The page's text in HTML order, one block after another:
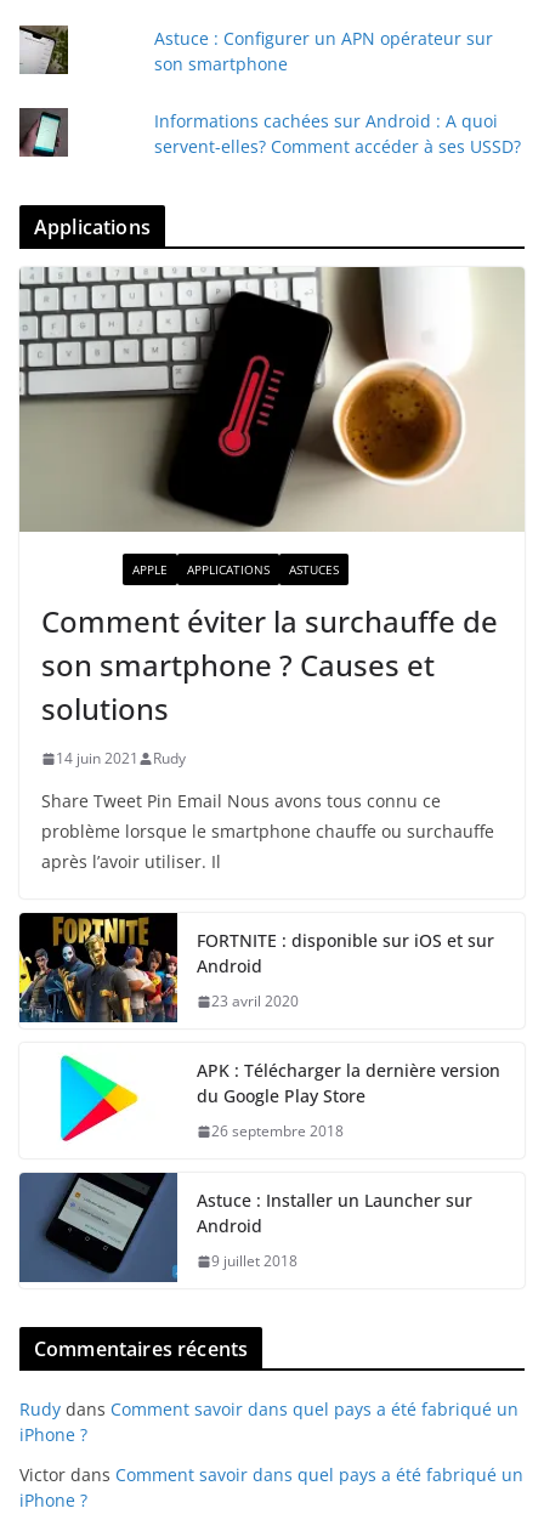
Astuce : Configurer un APN opérateur sur
son smartphone
Informations cachées sur Android : A quoi
servent-elles? Comment accéder à ses USSD?
Applications
APPLE APPLICATIONS ASTUCES
Comment éviter la surchauffe de
son smartphone ? Causes et
solutions
14 juin 2021 Rudy
Share Tweet Pin Email Nous avons tous connu ce
problème lorsque le smartphone chauffe ou surchauffe
après l’avoir utiliser. Il
FORTNITE : disponible sur iOS et sur
Android
23 avril 2020
APK : Télécharger la dernière version
du Google Play Store
26 septembre 2018
Astuce : Installer un Launcher sur
Android
9 juillet 2018
Commentaires récents
Rudy dans Comment savoir dans quel pays a été fabriqué un
iPhone ?
Victor dans Comment savoir dans quel pays a été fabriqué un
iPhone ?